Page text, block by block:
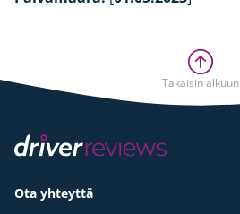
Takaisin alkuun
Ota yhteyttä